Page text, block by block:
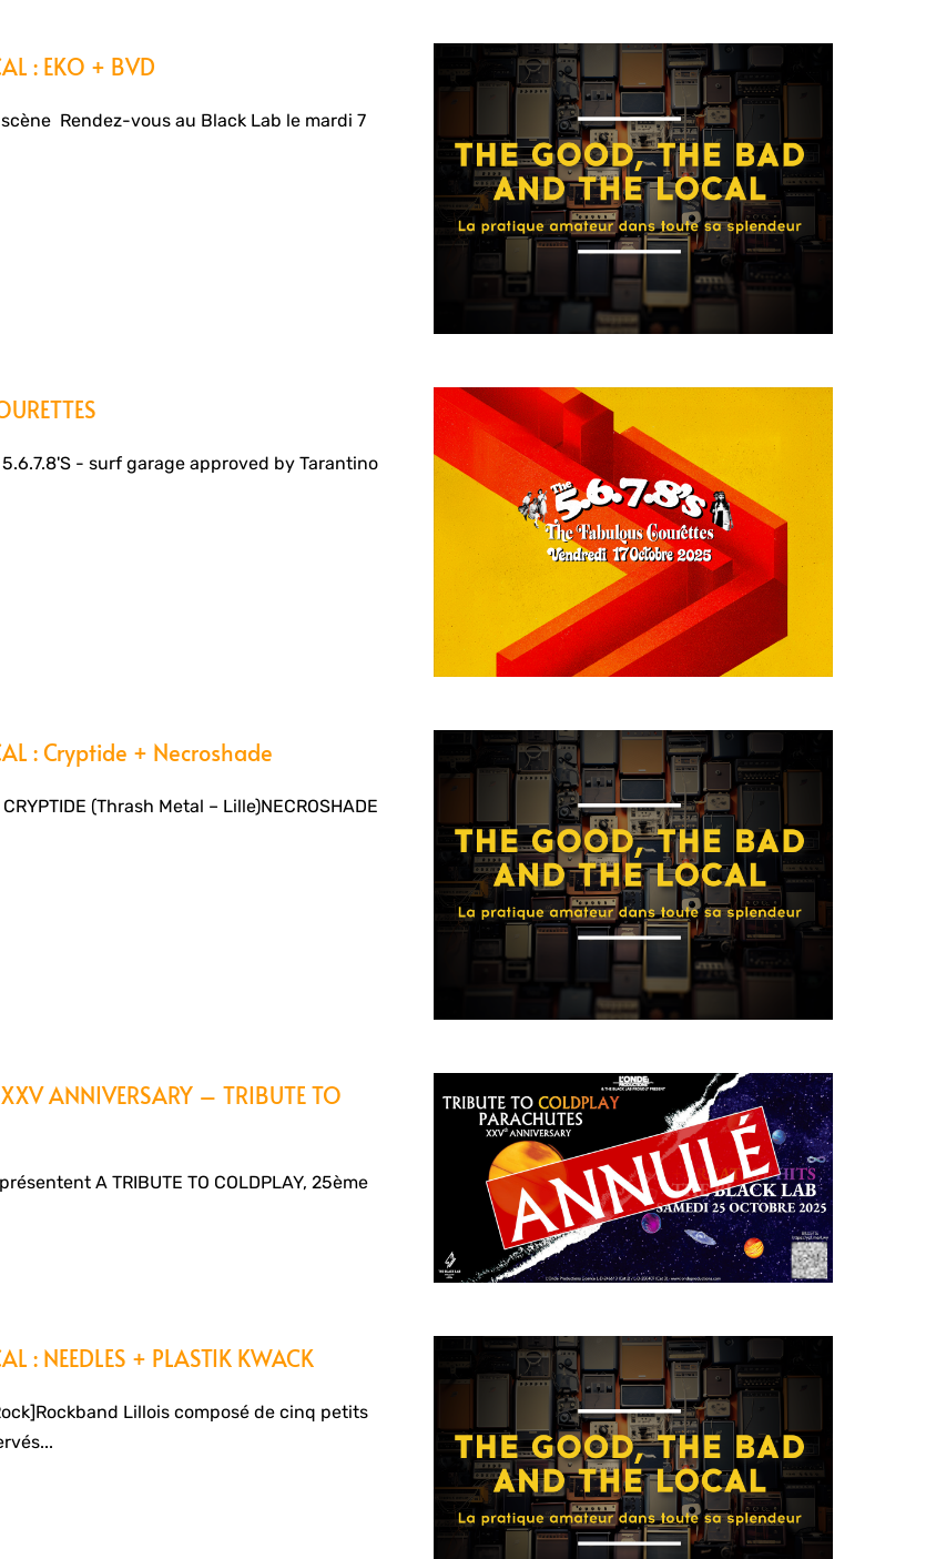
: EKO + BVD
Rendez-vous au Black Lab le mardi 7
- surf garage approved by Tarantino
: Cryptide + Necroshade
(Thrash Metal – Lille)NECROSHADE
ANNIVERSARY – TRIBUTE TO
A TRIBUTE TO COLDPLAY, 25ème
: NEEDLES + PLASTIK KWACK
Lillois composé de cinq petits